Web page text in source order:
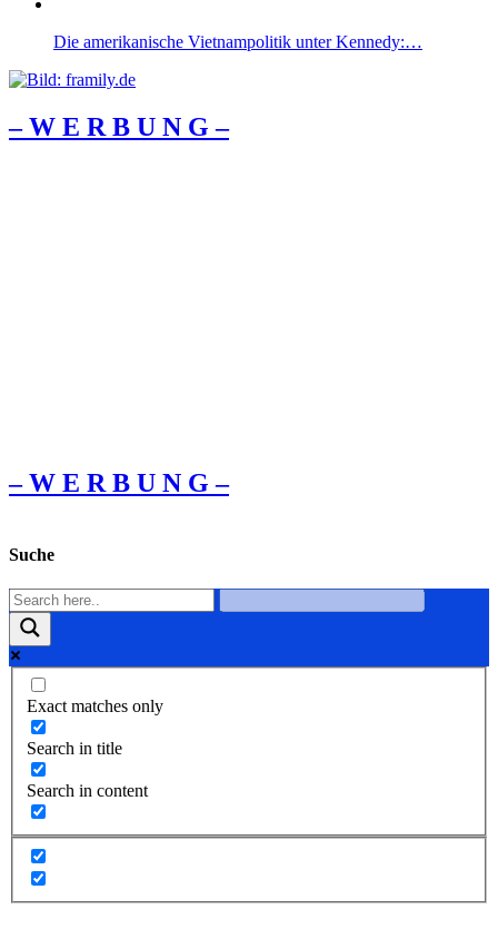
Die amerikanische Vietnampolitik unter Kennedy:…
– W Ε R Β U Ν G –
– W Ε R Β U Ν G –
Suche
Exact matches only
Search in title
Search in content